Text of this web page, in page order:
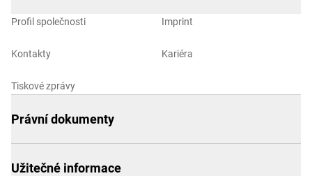
Profil společnosti
Kontakty
Tiskové zprávy
Imprint
Kariéra
Právní dokumenty
Užitečné informace